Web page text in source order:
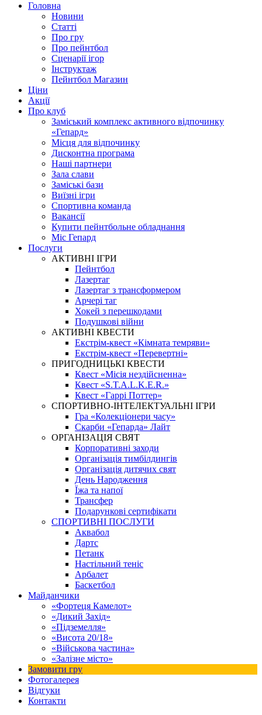
Головна
Новини
Статті
Про гру
Про пейнтбол
Сценарії ігор
Інструктаж
Пейнтбол Магазин
Ціни
Акції
Про клуб
Заміський комплекс активного відпочинку
«Гепард»
Місця для відпочинку
Дисконтна програма
Наші партнери
Зала слави
Заміські бази
Виїзні ігри
Спортивна команда
Вакансії
Купити пейнтбольне обладнання
Міс Гепард
Послуги
АКТИВНІ ІГРИ
Пейнтбол
Лазертаг
Лазертаг з трансформером
Арчері таг
Хокей з перешкодами
Подушкові війни
АКТИВНІ КВЕСТИ
Екстрім-квест «Кімната темряви»
Екстрім-квест «Перевертні»
ПРИГОДНИЦЬКІ КВЕСТИ
Квест «Місія нездійсненна»
Квест «S.T.A.L.K.E.R.»
Квест «Гаррі Поттер»
СПОРТИВНО-ІНТЕЛЕКТУАЛЬНІ ІГРИ
Гра «Колекціонери часу»
Скарби «Гепарда» Лайт
ОРГАНІЗАЦІЯ СВЯТ
Корпоративні заходи
Організація тимбілдингів
Організація дитячих свят
День Народження
Їжа та напої
Трансфер
Подарункові сертифікати
СПОРТИВНІ ПОСЛУГИ
Аквабол
Дартс
Петанк
Настільний теніс
Арбалет
Баскетбол
Майданчики
«Фортеця Камелот»
«Дикий Захід»
«Підземелля»
«Висота 20/18»
«Військова частина»
«Залізне місто»
Замовити гру
Фотогалерея
Відгуки
Контакти